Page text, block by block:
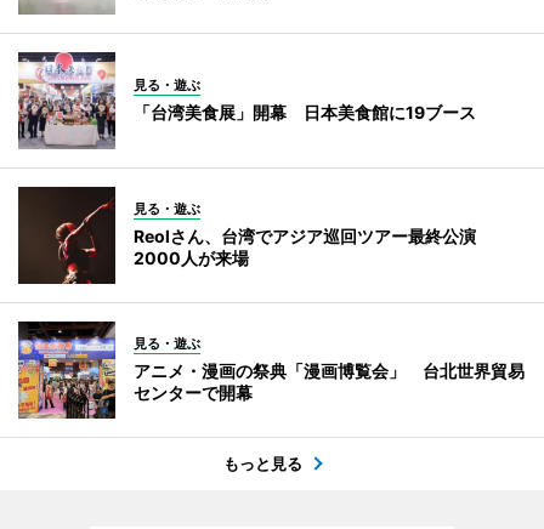
見る・遊ぶ
「台湾美食展」開幕 日本美食館に19ブース
見る・遊ぶ
Reolさん、台湾でアジア巡回ツアー最終公演
2000人が来場
見る・遊ぶ
アニメ・漫画の祭典「漫画博覧会」 台北世界貿易
センターで開幕
もっと見る